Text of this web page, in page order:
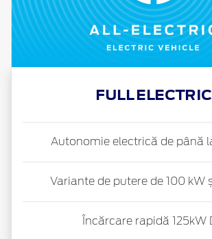
FULL ELECTRIC
Autonomie electrică de până
Variante de putere de 100 kW
Încărcare rapidă 125kW